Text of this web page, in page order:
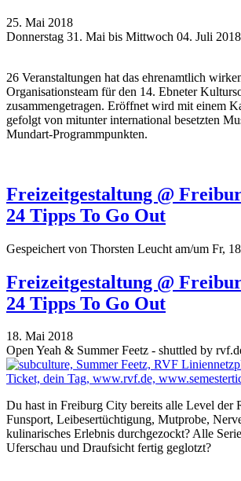
25. Mai 2018
Donnerstag 31. Mai bis Mittwoch 04. Juli 2018
26 Veranstaltungen hat das ehrenamtlich
Organisationsteam für den 14. Ebneter
zusammengetragen. Eröffnet wird mit einem
gefolgt von mitunter international besetzten
Mundart-Programmpunkten.
Freizeitgestaltung @
24 Tipps To Go Out
Gespeichert von Thorsten Leucht am/um Fr,
Freizeitgestaltung @
24 Tipps To Go Out
18. Mai 2018
Open Yeah & Summer Feetz - shuttled by
Du hast in Freiburg City bereits alle Level der
Funsport, Leibesertüchtigung, Mutprobe,
kulinarisches Erlebnis durchgezockt? Alle
Uferschau und Draufsicht fertig geglotzt?